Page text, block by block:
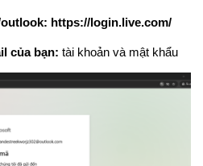
https://login.live.com/
của bạn: tài khoản và mật khẩu